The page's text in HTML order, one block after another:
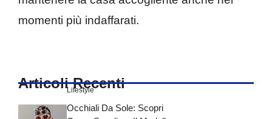
momenti più indaffarati.
Articoli Recenti
Lifestyle
Occhiali Da Sole: Scopri